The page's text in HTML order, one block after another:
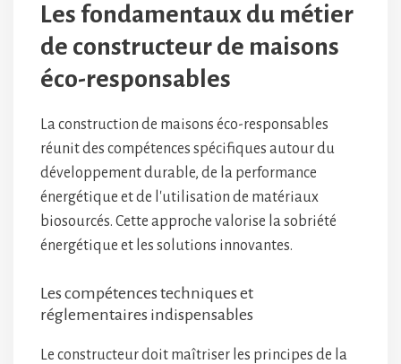
Les fondamentaux du métier
de constructeur de maisons
éco-responsables
La construction de maisons éco-responsables
réunit des compétences spécifiques autour du
développement durable, de la performance
énergétique et de l'utilisation de matériaux
biosourcés. Cette approche valorise la sobriété
énergétique et les solutions innovantes.
Les compétences techniques et
réglementaires indispensables
Le constructeur doit maîtriser les principes de la